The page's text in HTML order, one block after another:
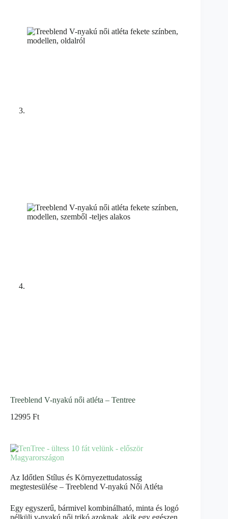
Treeblend V-nyakú női atléta – Tentree
12995 Ft
Az Időtlen Stílus és Környezettudatosság
megtestesülése – Treeblend V-nyakú Női Atléta
Egy egyszerű, bármivel kombinálható, minta és logó
nélküli v-nyakú női trikó azoknak, akik egy egészen